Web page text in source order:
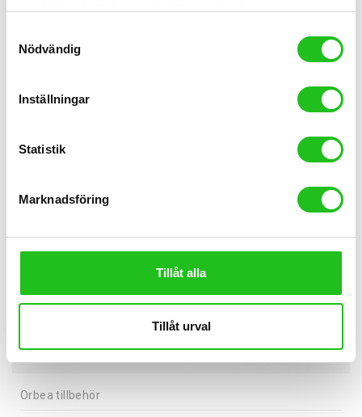
samlat in när du har använt deras tjänster.
Nödvändig
Inställningar
Statistik
Marknadsföring
Tillåt alla
Tillåt urval
Orbea tillbehör